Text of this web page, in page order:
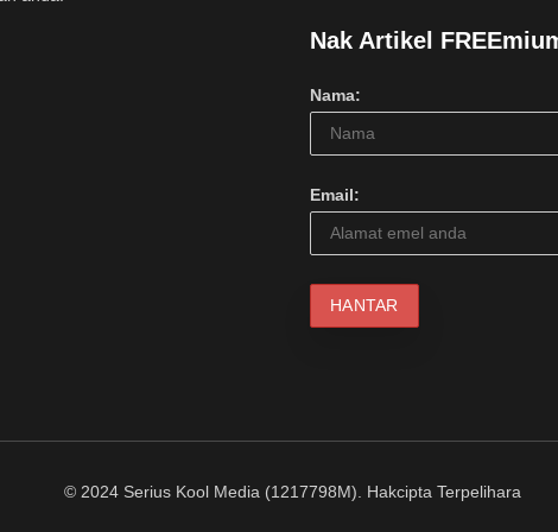
Nak Artikel
Nama:
Email:
© 2024 Serius Kool Media (1217798M). Hakcipta Terpelihara